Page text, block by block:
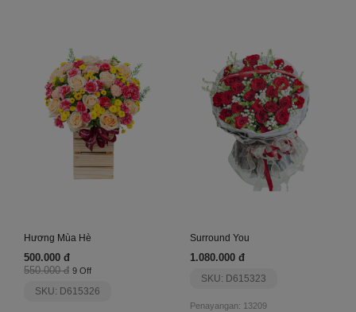
Hương Mùa Hè
500.000 đ
550.000 đ 9 Off
SKU: D615326
Surround You
1.080.000 đ
SKU: D615323
Penayangan: 13209